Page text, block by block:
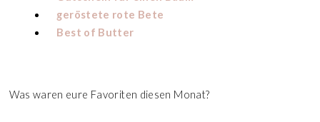
geröstete rote Bete
Best of Butter
Was waren eure Favoriten diesen Monat?